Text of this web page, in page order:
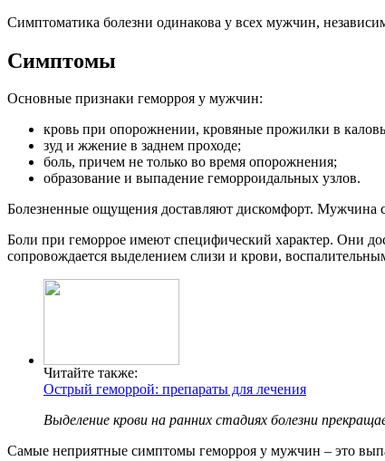
Симптоматика болезни одинакова у всех мужчин,
Симптомы
Основные признаки геморроя у мужчин:
кровь при опорожнении, кровяные прожилки в
зуд и жжение в заднем проходе;
боль, причем не только во время опорожнения;
образование и выпадение геморроидальных узлов.
Болезненные ощущения доставляют дискомфорт. Мужчина
Боли при геморрое имеют специфический характер. Они
сопровождается выделением слизи и крови,
Читайте также:
Острый геморрой: препараты для лечения
Выделение крови на ранних стадиях болезни
Самые неприятные симптомы геморроя у мужчин – это